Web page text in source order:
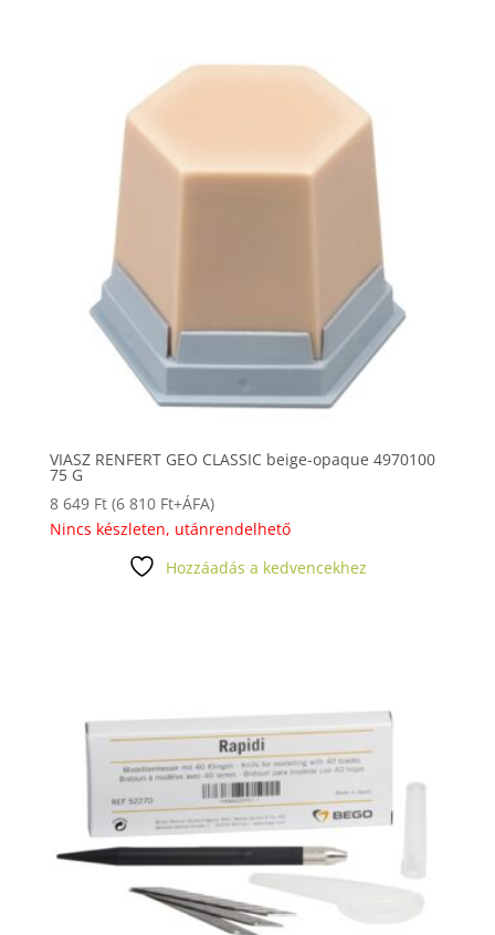
VIASZ RENFERT GEO CLASSIC beige-opaque 4970100
75 G
8 649 Ft (6 810 Ft+ÁFA)
Nincs készleten, utánrendelhető
Hozzáadás a kedvencekhez